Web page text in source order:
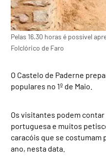
Pelas 16.30 horas é possível
Folclórico de Faro
O Castelo de Paderne
populares no 1º de Maio.
Os visitantes podem
portuguesa e muitos
caracóis que se costumam
ano, nesta data.